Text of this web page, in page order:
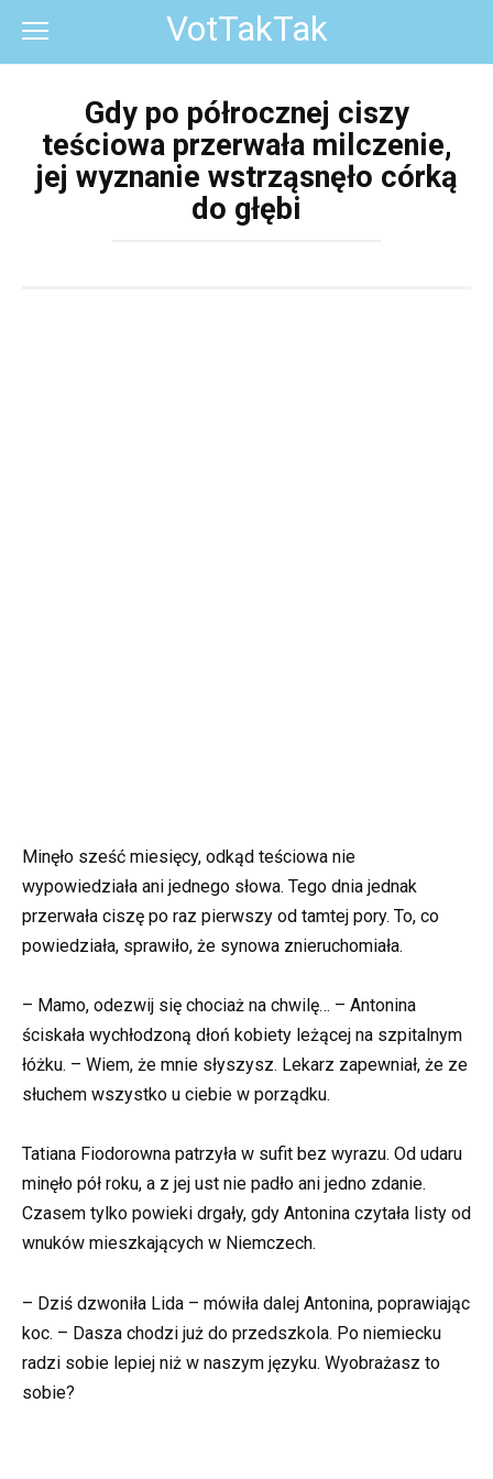
контенту
VotTakTak
Gdy po półrocznej ciszy
teściowa przerwała milczenie,
jej wyznanie wstrząsnęło córką
do głębi
Minęło sześć miesięcy, odkąd teściowa nie
wypowiedziała ani jednego słowa. Tego dnia jednak
przerwała ciszę po raz pierwszy od tamtej pory. To, co
powiedziała, sprawiło, że synowa znieruchomiała.
– Mamo, odezwij się chociaż na chwilę… – Antonina
ściskała wychłodzoną dłoń kobiety leżącej na szpitalnym
łóżku. – Wiem, że mnie słyszysz. Lekarz zapewniał, że ze
słuchem wszystko u ciebie w porządku.
Tatiana Fiodorowna patrzyła w sufit bez wyrazu. Od udaru
minęło pół roku, a z jej ust nie padło ani jedno zdanie.
Czasem tylko powieki drgały, gdy Antonina czytała listy od
wnuków mieszkających w Niemczech.
– Dziś dzwoniła Lida – mówiła dalej Antonina, poprawiając
koc. – Dasza chodzi już do przedszkola. Po niemiecku
radzi sobie lepiej niż w naszym języku. Wyobrażasz to
sobie?